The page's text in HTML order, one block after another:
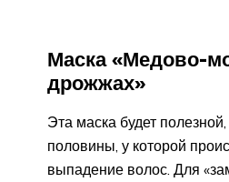
Маска «Медово-
дрожжах»
Эта маска будет
половины, у которой
выпадение волос. Для